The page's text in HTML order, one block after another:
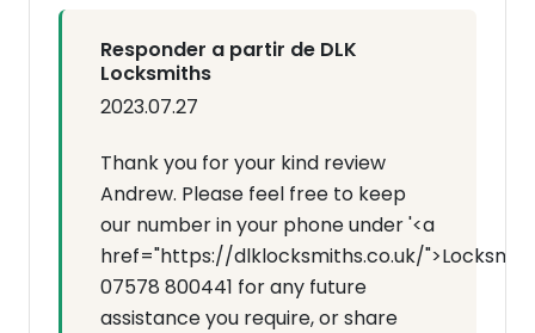
Responder a partir de DLK
Locksmiths
2023.07.27
Thank you for your kind review
Andrew. Please feel free to keep
our number in your phone under '<a
href="https://dlklocksmiths.co.uk/
07578 800441 for any future
assistance you require, or share